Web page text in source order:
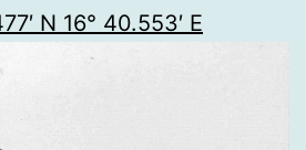
N 16° 40.553′ E